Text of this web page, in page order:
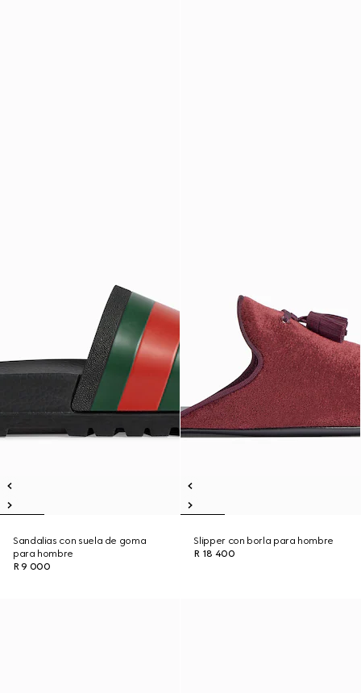
Sandalias con suela de goma
para hombre
R 9 000
Slipper con borla para hombre
R 18 400